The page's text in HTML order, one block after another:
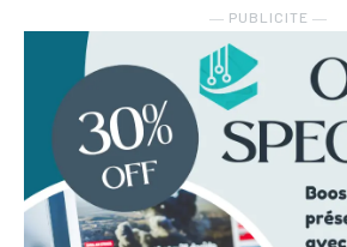
― PUBLICITE ―